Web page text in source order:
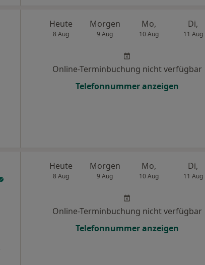
Heute
8 Aug
Morgen
9 Aug
Mo,
10 Aug
Di,
11 Aug
Online-Terminbuchung nicht verfügbar
Telefonnummer anzeigen
Heute
8 Aug
Morgen
9 Aug
Mo,
10 Aug
Di,
11 Aug
Online-Terminbuchung nicht verfügbar
Telefonnummer anzeigen